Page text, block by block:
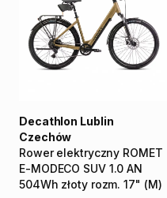
Rower elektryczny ROMET
E-MODECO SUV 1.0 AN
504Wh złoty rozm. 17" (M)
Decathlon Lublin
Czechów